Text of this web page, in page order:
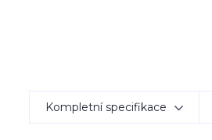
Kompletní specifikace